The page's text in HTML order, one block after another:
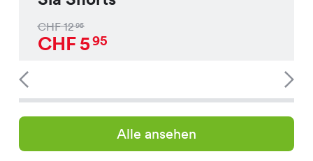
CHF1295
CHF595
Alle ansehen